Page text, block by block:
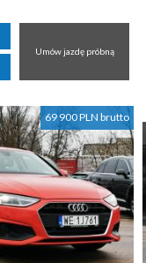
Umów jazdę próbną
69 900 PLN brutto